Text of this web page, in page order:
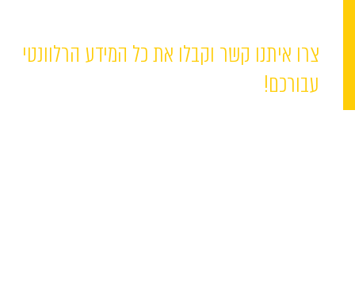
צרו איתנו קשר וקבלו את כל המידע הרלוונטי
עבורכם!